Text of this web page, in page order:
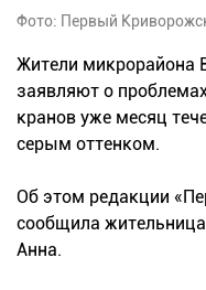
Фото: Первый
Жители микрорайона
заявляют о
кранов уже месяц
серым оттенком.
Об этом редакции
сообщила
Анна.